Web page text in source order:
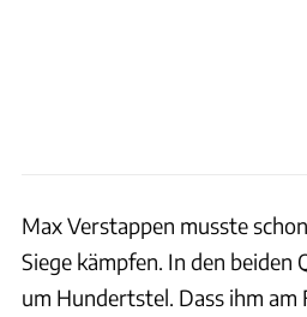
Max Verstappen musste
Siege kämpfen. In den beiden
um Hundertstel. Dass ihm am